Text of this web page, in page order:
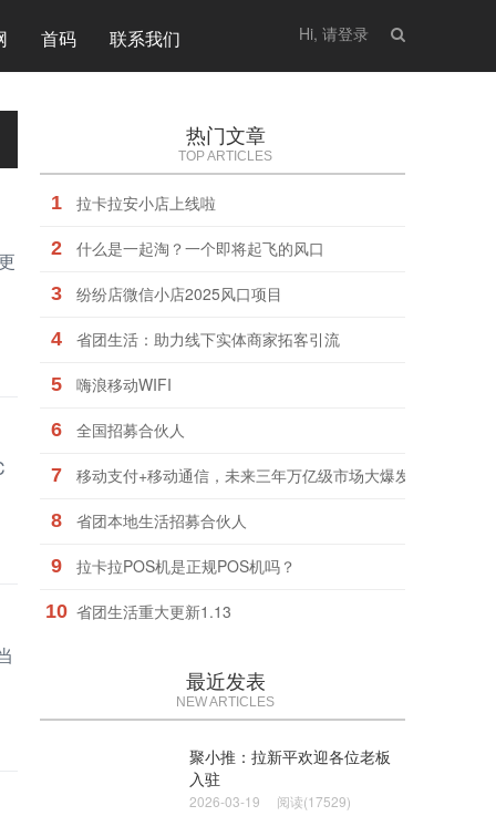
首码 联系我们 Hi, 请登录
热门文章
TOP ARTICLES
1 拉卡拉安小店上线啦
2 什么是一起淘？一个即将起飞的风口
3 纷纷店微信小店2025风口项目
4 省团生活：助力线下实体商家拓客引流
5 嗨浪移动WIFI
6 全国招募合伙人
7 移动支付+移动通信，未来三年万亿级市场大爆发，站上风口
8 省团本地生活招募合伙人
9 拉卡拉POS机是正规POS机吗？
10 省团生活重大更新1.13
最近发表
NEW ARTICLES
聚小推：拉新平欢迎各位老板
入驻
2026-03-19 阅读(17529)